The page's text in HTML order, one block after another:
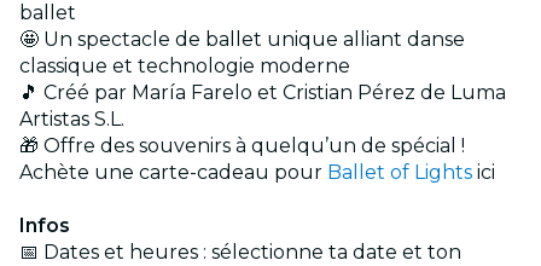
ballet
🤩 Un spectacle de ballet unique alliant danse
classique et technologie moderne
🎵 Créé par María Farelo et Cristian Pérez de Luma
Artistas S.L.
🎁 Offre des souvenirs à quelqu’un de spécial !
Achète une carte-cadeau pour Ballet of Lights ici
Infos
📅 Dates et heures : sélectionne ta date et ton